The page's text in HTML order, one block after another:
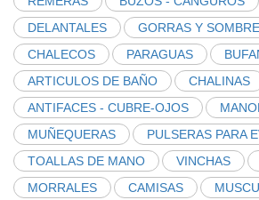
DELANTALES
GORRAS Y
CHALECOS
PARAGUAS
ARTICULOS DE BAÑO
CHALINAS
ANTIFACES - CUBRE-OJOS
MUÑEQUERAS
PULSERAS PARA
TOALLAS DE MANO
VINCHAS
MORRALES
CAMISAS